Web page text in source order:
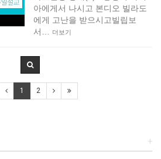
아에게서 나시고 본디오 빌라도
에게 고난을 받으시고빌립보
서…
더보기
1 2
+